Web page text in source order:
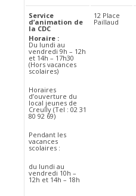
Service
d’animation de
la CDC
Horaire :
Du lundi au
vendredi 9h – 12h
et 14h – 17h30
(Hors vacances
scolaires)
Horaires
d’ouverture du
local jeunes de
Creully (Tel : 02 31
80 92 69)
Pendant les
vacances
scolaires :
du lundi au
vendredi 10h –
12h et 14h – 18h
12 Place
Paillaud